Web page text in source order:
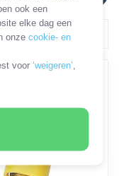
ook een
elke dag een
onzecookie- en
voor‘weigeren’